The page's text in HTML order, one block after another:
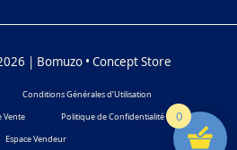
| Bomuzo • Concept Store
Conditions Générales d’Utilisation
Vente
Politique de Confidentialité
Espace Vendeur
0